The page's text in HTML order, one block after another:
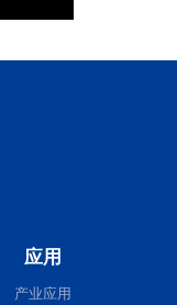
应用
产业应用